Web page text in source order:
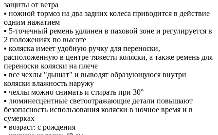
защиты от ветра
▪ ножной тормоз на два задних колеса приводится в действие
одним нажатием
▪ 5-точечный ремень удлинен в паховой зоне и регулируется в
2 положениях по высоте
▪ коляска имеет удобную ручку для переноски,
расположенную в центре тяжести коляски, а также ремень для
переноски коляски на плече
▪ все чехлы "дышат" и выводят образующуюся внутри
коляски влажность наружу
▪ чехлы можно снимать и стирать при 30°
▪ люминесцентные светоотражающие детали повышают
безопасность использования коляски в ночное время и в
сумерках
▪ возраст: с рождения